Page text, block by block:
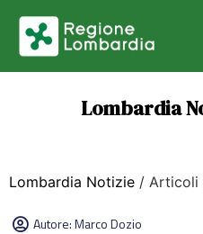
Lombardia
Lombardia Notizie / Articoli
Autore:Marco Dozio